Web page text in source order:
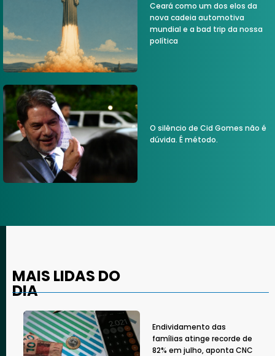
Ceará como um dos elos da
nova cadeia automotiva
mundial e a bad trip da nossa
política
O silêncio de Cid Gomes não é
dúvida. É método.
MAIS LIDAS DO
DIA
Endividamento das
famílias atinge recorde de
82% em julho, aponta CNC